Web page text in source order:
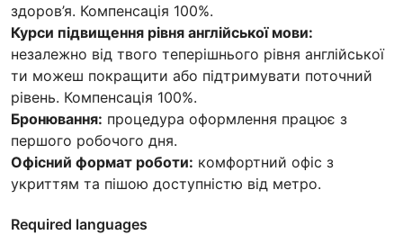
здоров’я. Компенсація 100%.
Курси підвищення рівня англійської мови:
незалежно від твого теперішнього рівня англійської
ти можеш покращити або підтримувати поточний
рівень. Компенсація 100%.
Бронювання: процедура оформлення працює з
першого робочого дня.
Офісний формат роботи: комфортний офіс з
укриттям та пішою доступністю від метро.
Required languages